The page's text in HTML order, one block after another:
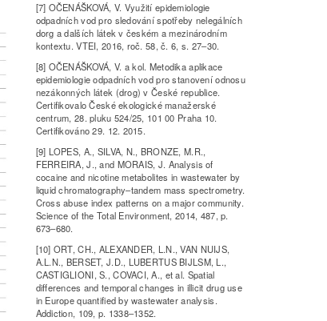
[7] OČENÁŠKOVÁ, V. Využití epidemiologie
odpadních vod pro sledování spotřeby nelegálních
dorg a dalších látek v českém a mezinárodním
kontextu. VTEI, 2016, roč. 58, č. 6, s. 27–30.
[8] OČENÁŠKOVÁ, V. a kol. Metodika aplikace
epidemiologie odpadních vod pro stanovení odnosu
nezákonných látek (drog) v České republice.
Certifikovalo České ekologické manažerské
centrum, 28. pluku 524/25, 101 00 Praha 10.
Certifikováno 29. 12. 2015.
[9] LOPES, A., SILVA, N., BRONZE, M.R.,
FERREIRA, J., and MORAIS, J. Analysis of
cocaine and nicotine metabolites in wastewater by
liquid chromatography–tandem mass spectrometry.
Cross abuse index patterns on a major community.
Science of the Total Environment, 2014, 487, p.
673–680.
[10] ORT, CH., ALEXANDER, L.N., VAN NUIJS,
A.L.N., BERSET, J.D., LUBERTUS BIJLSM, L.,
CASTIGLIONI, S., COVACI, A., et al. Spatial
differences and temporal changes in illicit drug use
in Europe quantified by wastewater analysis.
Addiction, 109, p. 1338–1352.